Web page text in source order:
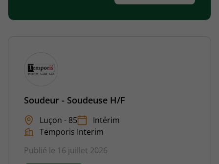
Soudeur - Soudeuse H/F
Luçon - 85
Intérim
Temporis Interim
Publié le 16 juillet 2026